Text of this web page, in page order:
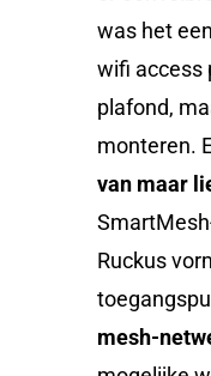
was het
wifi access
plafond,
monteren.
van maar
Ruckus
mesh-